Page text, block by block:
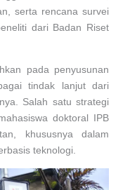
serta rencana survei
dari Badan Riset
pada penyusunan
tindak lanjut dari
Salah satu strategi
doktoral IPB
khususnya dalam
teknologi.